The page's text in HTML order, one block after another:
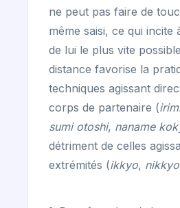
ne peut pas faire de
même saisi, ce qui
de lui le plus vite
distance favorise la
techniques agissant
corps de partenaire (
sumi otoshi, naname
détriment de celles
extrémités (ikkyo, nikkyo